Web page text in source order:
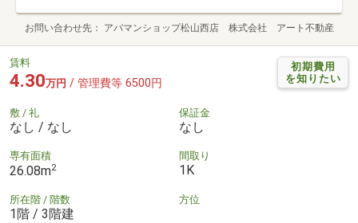
お問い合わせ先 アパマンショップ松山西店 株式会社 アート不動産
初期費用
を知りたい
賃料
4.30万円 / 管理費等 6500円
敷 / 礼
なし / なし
保証金
なし
専有面積
26.08m2
間取り
1K
所在階 / 階数
1階 / 3階建
方位